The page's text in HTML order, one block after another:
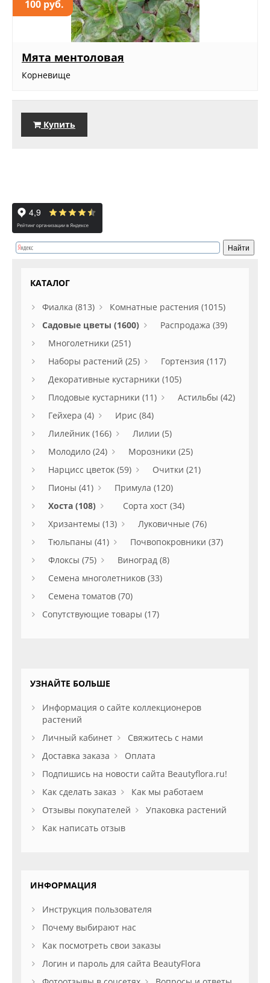
100 руб.
Мята ментоловая
Корневище
Купить
КАТАЛОГ
Фиалка (813)
Комнатные растения (1015)
Садовые цветы (1600)
Распродажа (39)
Многолетники (251)
Наборы растений (25)
Гортензия (117)
Декоративные кустарники (105)
Плодовые кустарники (11)
Астильбы (42)
Гейхера (4)
Ирис (84)
Лилейник (166)
Лилии (5)
Молодило (24)
Морозники (25)
Нарцисс цветок (59)
Очитки (21)
Пионы (41)
Примула (120)
Хоста (108)
Сорта хост (34)
Хризантемы (13)
Луковичные (76)
Тюльпаны (41)
Почвопокровники (37)
Флоксы (75)
Виноград (8)
Семена многолетников (33)
Семена томатов (70)
Сопутствующие товары (17)
УЗНАЙТЕ БОЛЬШЕ
Информация о сайте коллекционеров
растений
Личный кабинет
Свяжитесь с нами
Доставка заказа
Оплата
Подпишись на новости сайта Beautyflora.ru!
Как сделать заказ
Как мы работаем
Отзывы покупателей
Упаковка растений
Как написать отзыв
ИНФОРМАЦИЯ
Инструкция пользователя
Почему выбирают нас
Как посмотреть свои заказы
Логин и пароль для сайта BeautyFlora